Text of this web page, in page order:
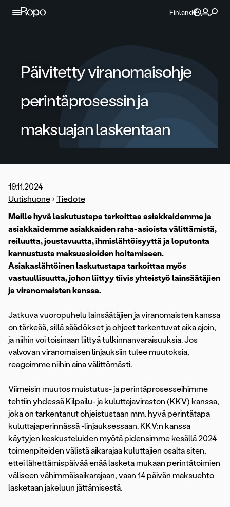
Jatka sisältöön
Finland
Päivitetty viranomaisohje
perintäprosessin ja
maksuajan laskentaan
19.11.2024
Uutishuone › Tiedote
Meille hyvä laskutustapa tarkoittaa asiakkaidemme ja
asiakkaidemme asiakkaiden raha-asioista välittämistä,
reiluutta, joustavuutta, ihmislähtöisyyttä ja loputonta
kannustusta maksuasioiden hoitamiseen.
Asiakaslähtöinen laskutustapa tarkoittaa myös
vastuullisuutta, johon liittyy tiivis yhteistyö lainsäätäjien
ja viranomaisten kanssa.
Jatkuva vuoropuhelu lainsäätäjien ja viranomaisten kanssa
on tärkeää, sillä säädökset ja ohjeet tarkentuvat aika ajoin,
ja niihin voi toisinaan liittyä tulkinnanvaraisuuksia. Jos
valvovan viranomaisen linjauksiin tulee muutoksia,
reagoimme niihin aina välittömästi.
Viimeisin muutos muistutus- ja perintäprosesseihimme
tehtiin yhdessä Kilpailu- ja kuluttajaviraston (KKV) kanssa,
joka on tarkentanut ohjeistustaan mm. hyvä perintätapa
kuluttajaperinnässä -linjauksessaan. KKV:n kanssa
käytyjen keskusteluiden myötä pidensimme kesällä 2024
toimenpiteiden välistä aikarajaa kuluttajien osalta siten,
ettei lähettämispäivää enää lasketa mukaan perintätoimien
väliseen vähimmäisaikarajaan, vaan 14 päivän maksuehto
lasketaan jakeluun jättämisestä.